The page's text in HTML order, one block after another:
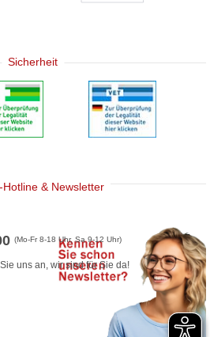
Sicherheit
Hotline & Newsletter
(Mo-Fr 8-18 Uhr, Sa 9-12 Uhr)
uns an, wir sind für Sie da!